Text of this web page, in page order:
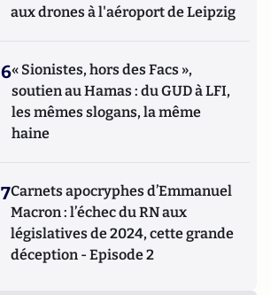
aux drones à l'aéroport de Leipzig
6« Sionistes, hors des Facs »,
soutien au Hamas : du GUD à LFI,
les mêmes slogans, la même
haine
7Carnets apocryphes d’Emmanuel
Macron : l’échec du RN aux
législatives de 2024, cette grande
déception - Episode 2